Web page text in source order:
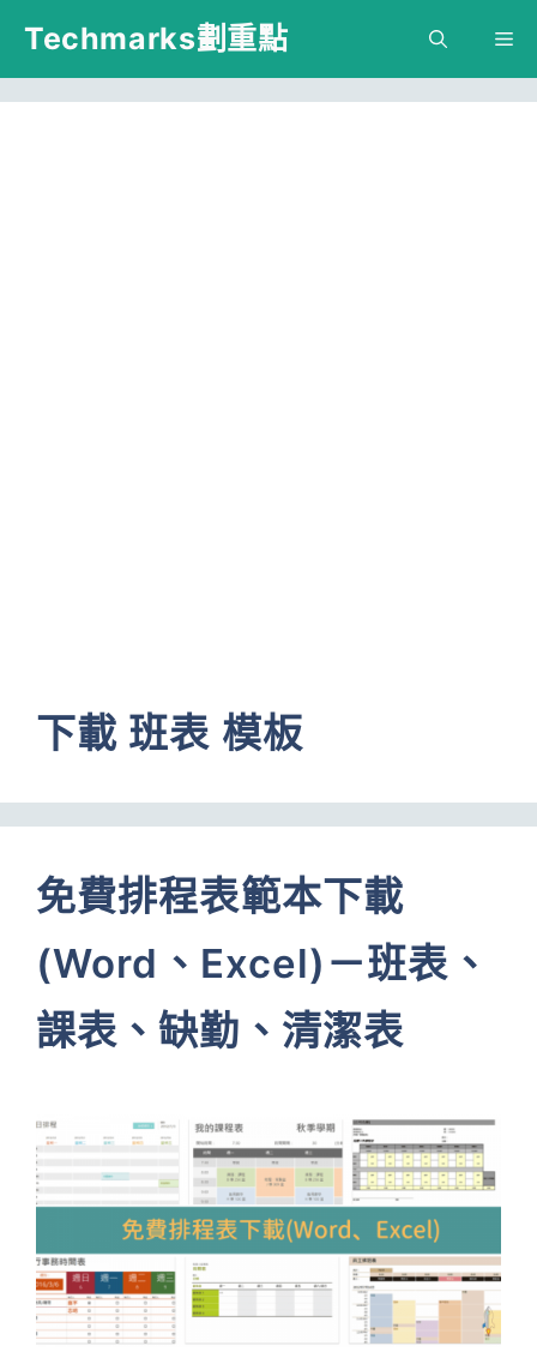
跳
主
Techmarks劃重點
下載 班表 模板
免費排程表範本下載
(Word、Excel)－班表、
課表、缺勤、清潔表